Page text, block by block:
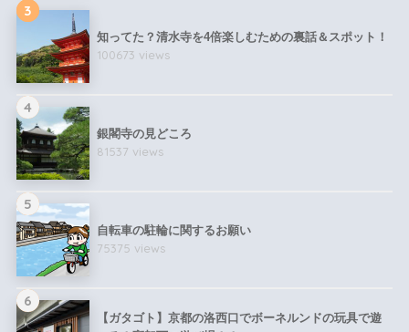
3
知ってた？清水寺を4倍楽しむための裏話＆スポット！
100673 views
4
銀閣寺の見どころ
81537 views
5
自転車の駐輪に関するお願い
75375 views
6
【ガタゴト】京都の洛西口でボーネルンドの玩具で遊